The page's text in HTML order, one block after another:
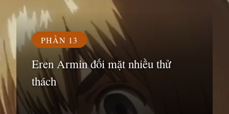
PHẦN 13
Eren Armin đối mặt nhiều thử
thách